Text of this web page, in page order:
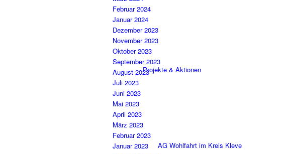
Projekte & Aktionen
AG Wohlfahrt im Kreis Kleve
Februar 2024
Januar 2024
Dezember 2023
November 2023
Oktober 2023
September 2023
August 2023
Juli 2023
Juni 2023
Mai 2023
April 2023
März 2023
Februar 2023
Januar 2023